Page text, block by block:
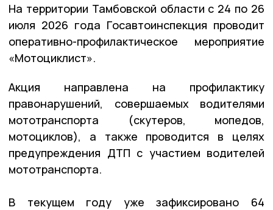
На территории Тамбовской области с 24 по 26
июля 2026 года Госавтоинспекция проводит
оперативно-профилактическое мероприятие
«Мотоциклист».
Акция направлена на профилактику
правонарушений, совершаемых водителями
мототранспорта (скутеров, мопедов,
мотоциклов), а также проводится в целях
предупреждения ДТП с участием водителей
мототранспорта.
В текущем году уже зафиксировано 64